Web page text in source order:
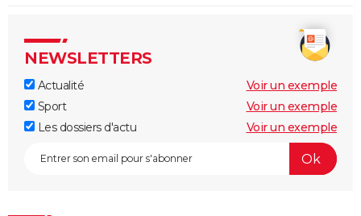
NEWSLETTERS
Actualité
Voir un exemple
Sport
Voir un exemple
Les dossiers d'actu
Voir un exemple